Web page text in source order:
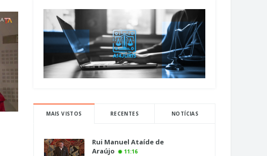
MAIS VISTOS RECENTES NOTÍCIAS
Rui Manuel Ataíde de
Araújo
11:16